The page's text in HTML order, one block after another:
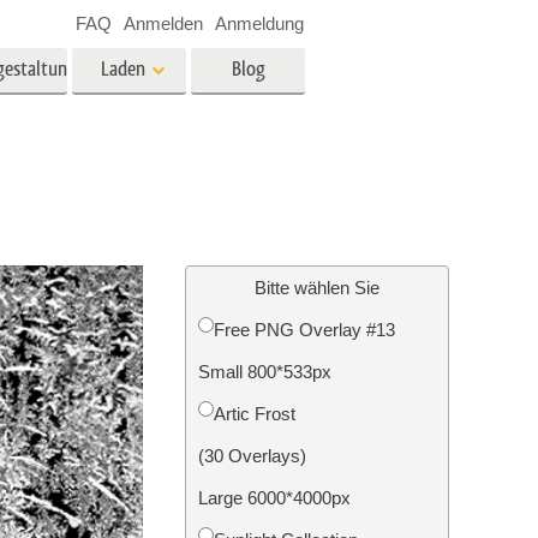
Foto-Restaurierung
Laden
Video-Overlays
Blog
FAQ Anmelden Anmeldung
Bitte wählen Sie
Free PNG Overlay #13
Small 800*533px
Artic Frost
(30 Overlays)
Large 6000*4000px